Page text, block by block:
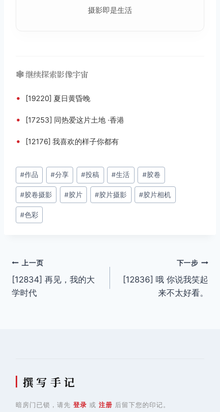
摄影即是生活
🕸️ 继续探索影像宇宙
• [19220] 夏日黄昏晚
• [17253] 同热爱这片土地 ·香港
• [12176] 我喜欢的样子你都有
文
章
标
签：
#作品 #分享 #投稿 #生活 #胶卷
#胶卷摄影 #胶片 #胶片摄影 #胶片相机
#色彩
文
章
上一页
[12834] 再见，我的大
学时代
下一步
[12836] 哦 你说我笑起
来不太好看。
撰 写 手 记
暗房门已锁，请先 登录 或 注册 后留下您的印记。